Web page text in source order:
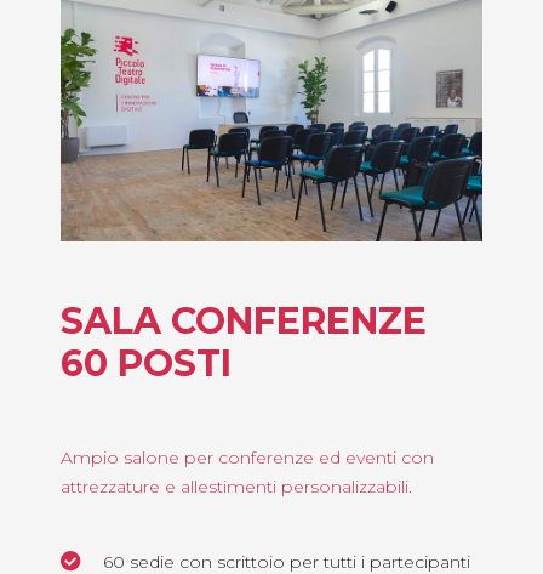
SALA CONFERENZE
60 POSTI
Ampio salone per conferenze ed eventi con
attrezzature e allestimenti personalizzabili.
60 sedie con scrittoio per tutti i partecipanti